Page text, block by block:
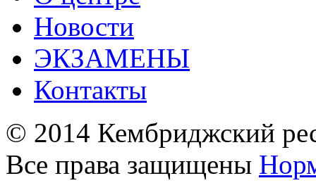
Новости
ЭКЗАМЕНЫ
Контакты
© 2014 Кембриджский
Все права защищены